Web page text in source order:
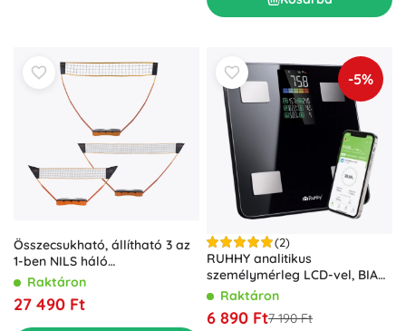
Összecsukható, állítható 3 az
1-ben NILS háló
tollaslabdához, teniszhez és
Raktáron
27 490 Ft
-5%
(2)
RUHHY analitikus
személymérleg LCD-vel, BIA
elemzéssel és Bluetooth-szal,
Raktáron
6 890 Ft7 190 Ft